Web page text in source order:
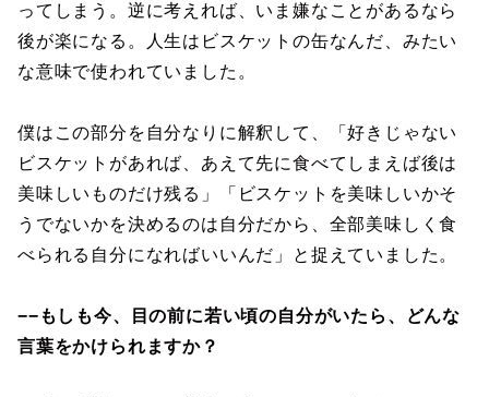
ってしまう。逆に考えれば、いま嫌なことがあるなら
後が楽になる。人生はビスケットの缶なんだ、みたい
な意味で使われていました。
僕はこの部分を自分なりに解釈して、「好きじゃない
ビスケットがあれば、あえて先に食べてしまえば後は
美味しいものだけ残る」「ビスケットを美味しいかそ
うでないかを決めるのは自分だから、全部美味しく食
べられる自分になればいいんだ」と捉えていました。
−−もしも今、目の前に若い頃の自分がいたら、どんな
言葉をかけられますか？